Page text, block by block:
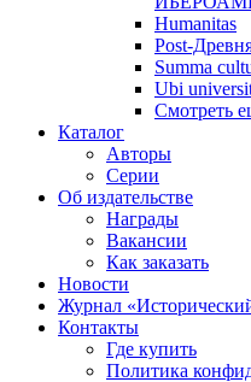
Humanitas
Post-
Summa
Ubi
Смотреть
Каталог
Авторы
Серии
Об издательстве
Награды
Вакансии
Как заказать
Новости
Журнал
Контакты
Где купить
Политика